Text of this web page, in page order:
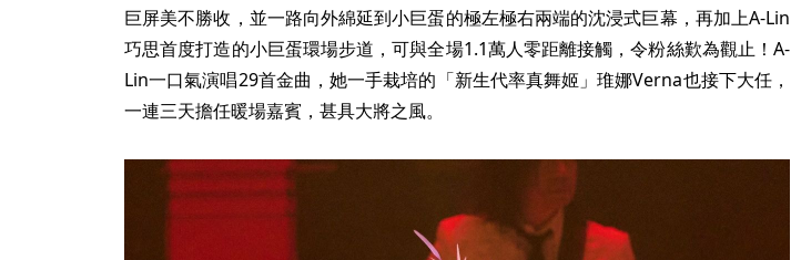
巨屏美不勝收，並一路向外綿延到小巨蛋的極左極右兩端的沈浸式巨幕，再加上A-Lin
巧思首度打造的小巨蛋環場步道，可與全場1.1萬人零距離接觸，令粉絲歎為觀止！A-
Lin一口氣演唱29首金曲，她一手栽培的「新生代率真舞姬」琟娜Verna也接下大任，
一連三天擔任暖場嘉賓，甚具大將之風。